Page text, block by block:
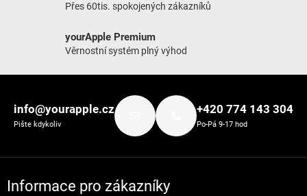
Přes 60tis. spokojených zákazníků
yourApple Premium
Věrnostní systém plný výhod
info@yourapple.cz
Pište kdykoliv
+420 774 143 304
Po-Pá 9-17 hod
Informace pro zákazníky